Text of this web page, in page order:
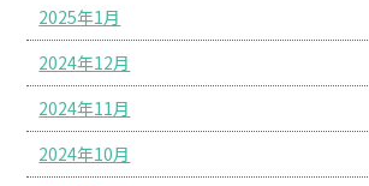
2025年1月
2024年12月
2024年11月
2024年10月